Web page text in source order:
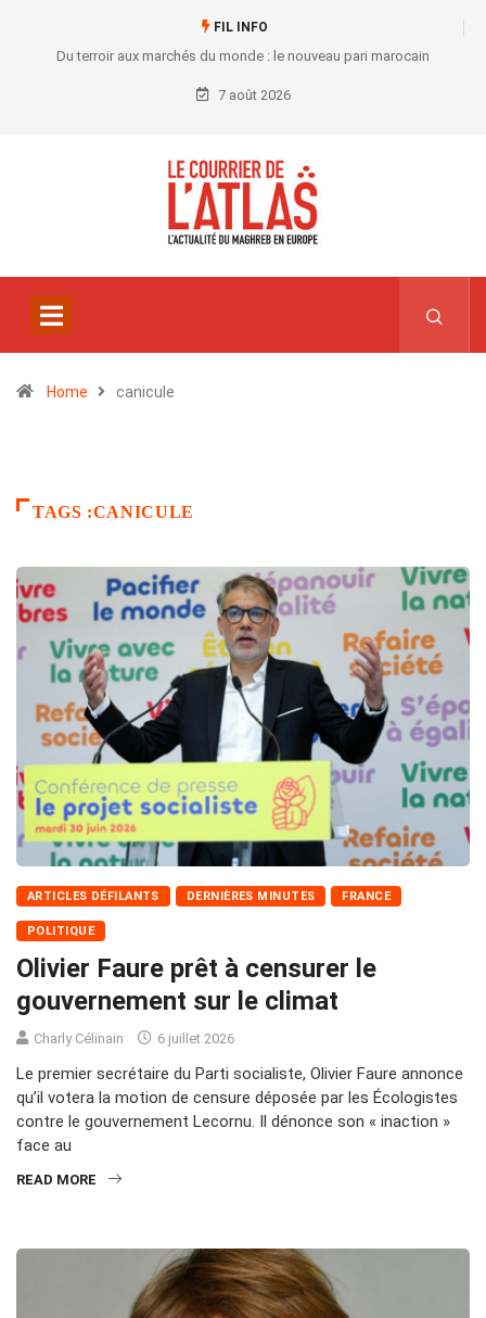
FIL INFO
Du terroir aux marchés du monde : le nouveau pari marocain
7 août 2026
Home canicule
TAGS :CANICULE
ARTICLES DÉFILANTS DERNIÈRES MINUTES FRANCE
POLITIQUE
Olivier Faure prêt à censurer le
gouvernement sur le climat
Charly Célinain 6 juillet 2026
Le premier secrétaire du Parti socialiste, Olivier Faure annonce
qu’il votera la motion de censure déposée par les Écologistes
contre le gouvernement Lecornu. Il dénonce son « inaction »
face au
READ MORE